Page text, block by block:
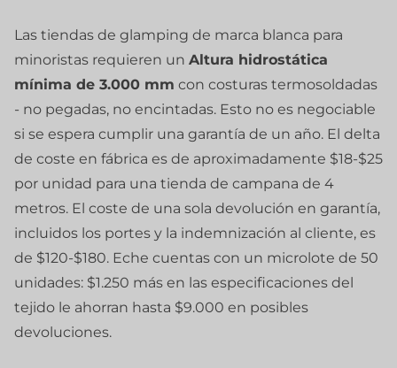
Las tiendas de glamping de marca blanca para
minoristas requieren un Altura hidrostática
mínima de 3.000 mm con costuras termosoldadas
- no pegadas, no encintadas. Esto no es negociable
si se espera cumplir una garantía de un año. El delta
de coste en fábrica es de aproximadamente $18-$25
por unidad para una tienda de campana de 4
metros. El coste de una sola devolución en garantía,
incluidos los portes y la indemnización al cliente, es
de $120-$180. Eche cuentas con un microlote de 50
unidades: $1.250 más en las especificaciones del
tejido le ahorran hasta $9.000 en posibles
devoluciones.